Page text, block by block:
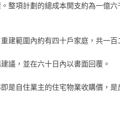
整項計劃的總成本開支約為一億
建範圍內約有四十戶家庭，共一百
議，並在六十日內以書面回覆。
是自住業主的住宅物業收購價，